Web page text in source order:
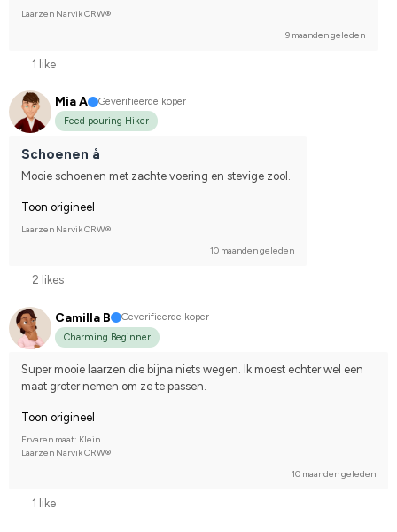
Laarzen Narvik CRW®
9 maanden geleden
1 like
Mia A
Geverifieerde koper
Feed pouring Hiker
Schoenen å
Mooie schoenen met zachte voering en stevige zool.
Toon origineel
Laarzen Narvik CRW®
10 maanden geleden
2 likes
Camilla B
Geverifieerde koper
Charming Beginner
Super mooie laarzen die bijna niets wegen. Ik moest echter wel een
maat groter nemen om ze te passen.
Toon origineel
Ervaren maat: Klein
Laarzen Narvik CRW®
10 maanden geleden
1 like